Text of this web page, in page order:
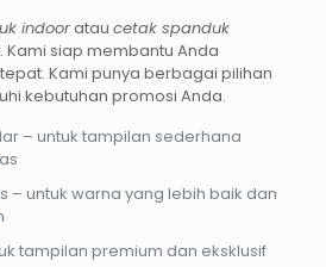
indooratau cetak spanduk
Kami siap membantu Anda
Kami punya berbagai pilihan
kebutuhan promosi Anda.
– untuk tampilan sederhana
– untuk warna yang lebih baik dan
tampilan premium dan eksklusif